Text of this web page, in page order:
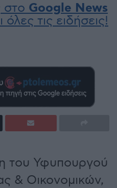
στο Google News
τις ειδήσεις!
του Υφυπουργού
& Οικονομικών,